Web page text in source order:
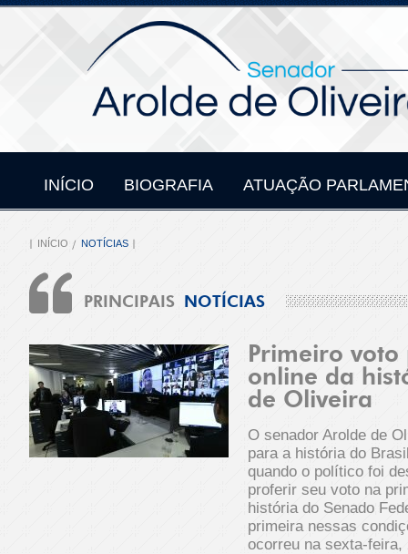
INÍCIO BIOGRAFIA ATUAÇÃO
INÍCIO NOTÍCIAS
PRINCIPAIS NOTÍCIAS
Primeiro
online da
de Oliveira
O senador Arolde de
para a história do
quando o político foi
proferir seu voto na
história do Senado
primeira nessas
ocorreu na sexta-feira,